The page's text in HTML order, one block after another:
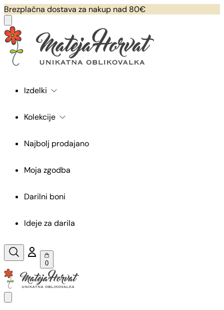
Brezplačna dostava za nakup nad 80€
Izdelki
Kolekcije
Najbolj prodajano
Moja zgodba
Darilni boni
Ideje za darila
0